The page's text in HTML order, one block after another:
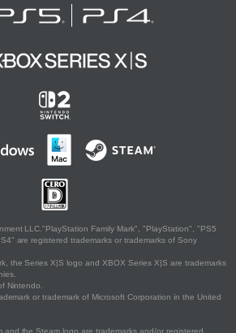
LLC."PlayStation Family Mark", "PlayStation", "PS5
are registered trademarks or trademarks of Sony
the Series X|S logo and XBOX Series X|S are trademarks
Nintendo.
or trademark of Microsoft Corporation in the United
the Steam logo are trademarks and/or registered